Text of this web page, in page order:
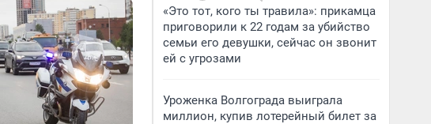
«Это тот, кого ты травила»: прикамца
приговорили к 22 годам за убийство
семьи его девушки, сейчас он звонит
ей с угрозами
Уроженка Волгограда выиграла
миллион, купив лотерейный билет за